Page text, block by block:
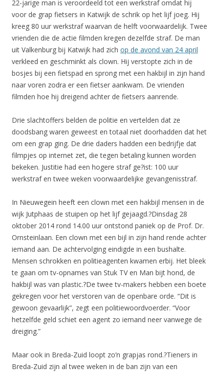
22-jarige man is veroordeeld tot een werkstraf omdat hij
voor de grap fietsers in Katwijk de schrik op het lijf joeg. Hij
kreeg 80 uur werkstraf waarvan de helft voorwaardelijk. Twee
vrienden die de actie filmden kregen dezelfde straf. De man
uit Valkenburg bij Katwijk had zich op de avond van 24 april
verkleed en geschminkt als clown. Hij verstopte zich in de
bosjes bij een fietspad en sprong met een hakbijl in zijn hand
naar voren zodra er een fietser aankwam. De vrienden
filmden hoe hij dreigend achter de fietsers aanrende.
Drie slachtoffers belden de politie en vertelden dat ze
doodsbang waren geweest en totaal niet doorhadden dat het
om een grap ging. De drie daders hadden een bedrijfje dat
filmpjes op internet zet, die tegen betaling kunnen worden
bekeken. Justitie had een hogere straf ge?ist: 100 uur
werkstraf en twee weken voorwaardelijke gevangenisstraf.
In Nieuwegein heeft een clown met een hakbijl mensen in de
wijk Jutphaas de stuipen op het lijf gejaagd.?Dinsdag 28
oktober 2014 rond 14.00 uur ontstond paniek op de Prof. Dr.
Ornsteinlaan. Een clown met een bijl in zijn hand rende achter
iemand aan. De achtervolging eindigde in een bushalte.
Mensen schrokken en politieagenten kwamen erbij. Het bleek
te gaan om tv-opnames van Stuk TV en Man bijt hond, de
hakbijl was van plastic.?De twee tv-makers hebben een boete
gekregen voor het verstoren van de openbare orde. “Dit is
gewoon gevaarlijk”, zegt een politiewoordvoerder. “Voor
hetzelfde geld schiet een agent zo iemand neer vanwege de
dreiging.”
Maar ook in Breda-Zuid loopt zo’n grapjas rond.?Tieners in
Breda-Zuid zijn al twee weken in de ban zijn van een